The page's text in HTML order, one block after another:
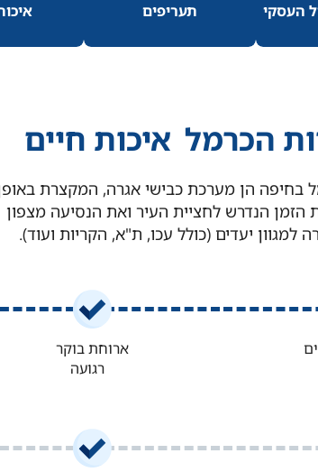
העסקי תעריפים
הכרמל איכות חיים
בחיפה הן מערכת כבישי אגרה, המקצרת
הנדרש לחציית העיר ואת הנסיעה מצפון
למגוון יעדים (כולל עכו, ת"א, הקריות ועוד).
ארוחת בוקר
רגועה